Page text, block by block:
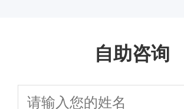
团队避免踩坑
附子女抚养权争取策略 办理全流程与
争夺及法律咨询
析，在线咨询助你
自助咨询